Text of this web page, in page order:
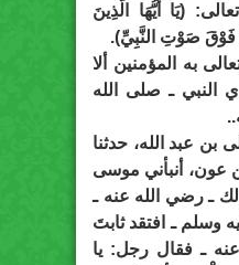
(يَا أيُّهَا الَّذِينَ
فَوْقَ صَوْتِ النَّبِيِّ).
به المؤمنين ألا
النبي ـ صلى الله
بن عبد الله، حدثنا
عون، أنبأني موسى
ـ رضي الله عنه ـ
وسلم ـ افتقد ثابتَ
ـ فقال رجل: يا